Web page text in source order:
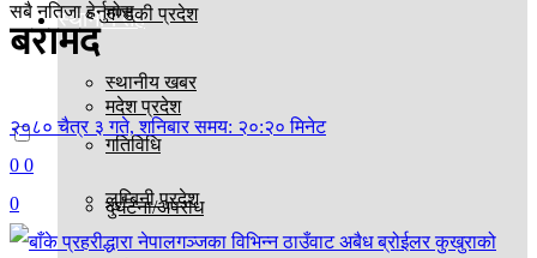
स्थानीय तह
स्थानीय खबर
गतिविधि
दुर्घटना/अपराध
गण्डकी प्रदेश
मदेश प्रदेश
लुम्बिनी प्रदेश
सबै नतिजा हेर्नुहोस्
बरामद
२०८० चैत्र ३ गते, शनिबार समय: २०:२० मिनेट
0 0
0